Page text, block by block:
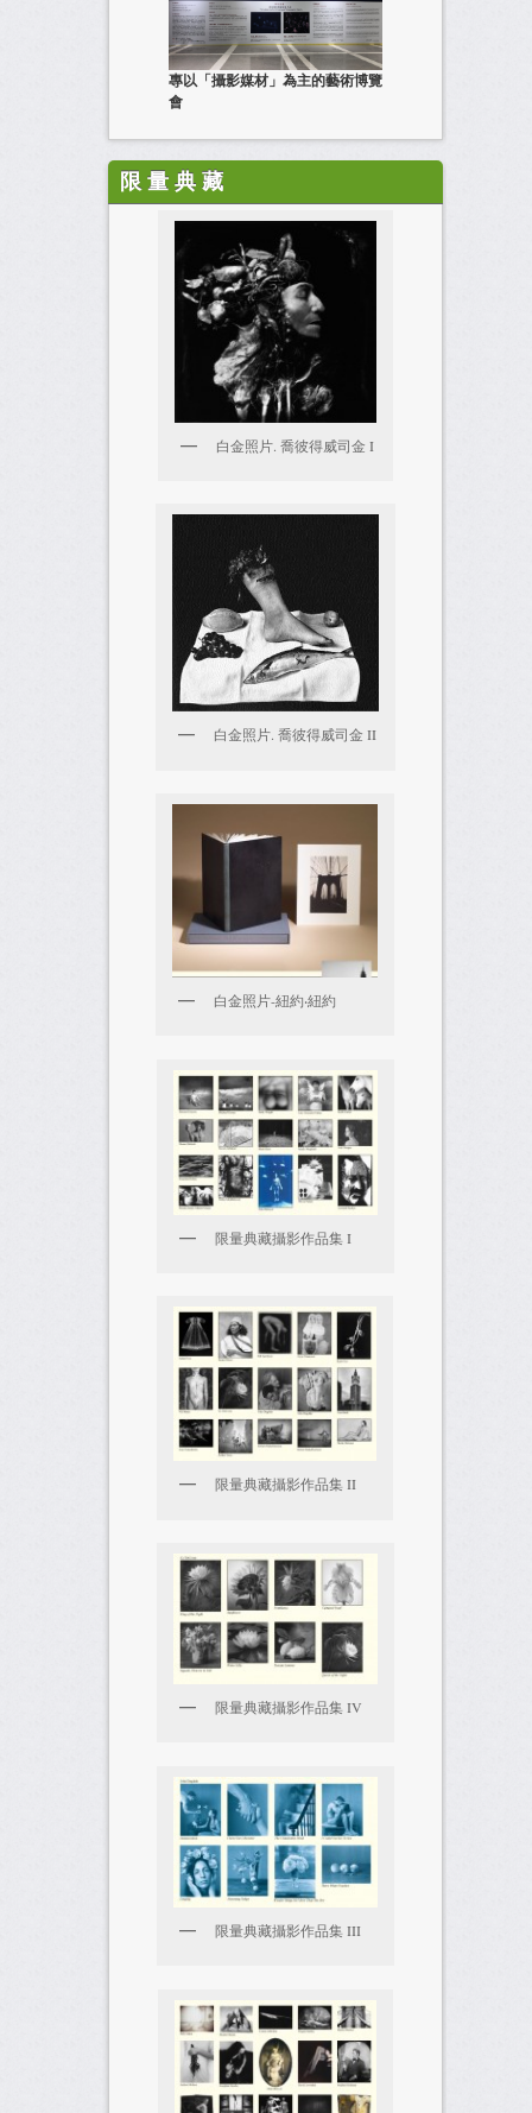
專以「攝影媒材」為主的藝術博覽
會
限 量 典 藏
白金照片. 喬彼得威司金 I
白金照片. 喬彼得威司金 II
白金照片-紐約‧紐約
限量典藏攝影作品集 I
限量典藏攝影作品集 II
限量典藏攝影作品集 IV
限量典藏攝影作品集 III